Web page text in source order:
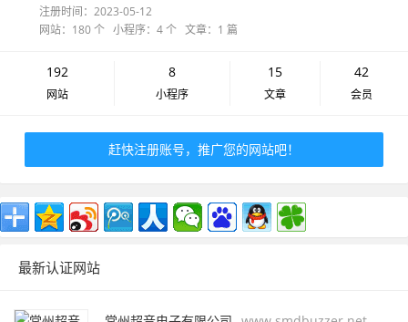
注册时间：2023-05-12
网站：180 个 小程序：4 个 文章：1 篇
192
网站
8
小程序
15
文章
42
会员
赶快注册账号，推广您的网站吧！
最新认证网站